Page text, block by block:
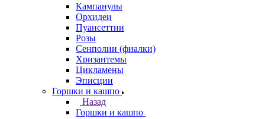
Кампанулы
Орхидеи
Пуансеттии
Розы
Сенполии (фиалки)
Хризантемы
Цикламены
Эписции
Горшки и кашпо
Назад
Горшки и кашпо